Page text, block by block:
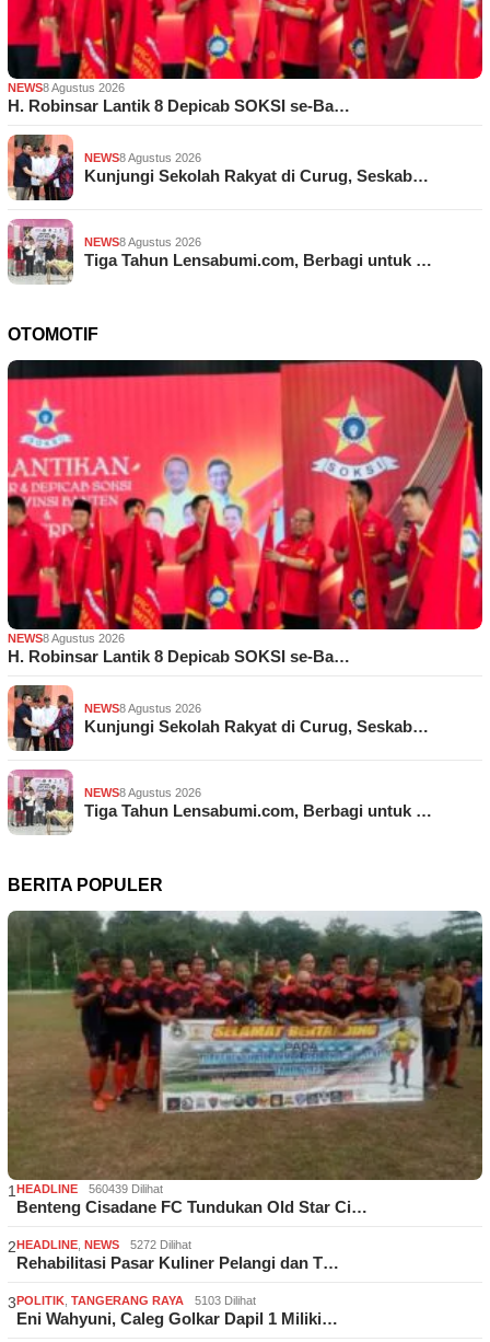
NEWS8 Agustus 2026
H. Robinsar Lantik 8 Depicab SOKSI se-Ba…
NEWS8 Agustus 2026
Kunjungi Sekolah Rakyat di Curug, Seskab…
NEWS8 Agustus 2026
Tiga Tahun Lensabumi.com, Berbagi untuk …
OTOMOTIF
NEWS8 Agustus 2026
H. Robinsar Lantik 8 Depicab SOKSI se-Ba…
NEWS8 Agustus 2026
Kunjungi Sekolah Rakyat di Curug, Seskab…
NEWS8 Agustus 2026
Tiga Tahun Lensabumi.com, Berbagi untuk …
BERITA POPULER
1 HEADLINE 560439 Dilihat
Benteng Cisadane FC Tundukan Old Star Ci…
2HEADLINE NEWS 5272 Dilihat
Rehabilitasi Pasar Kuliner Pelangi dan T…
3POLITIK TANGERANG RAYA 5103 Dilihat
Eni Wahyuni, Caleg Golkar Dapil 1 Miliki…